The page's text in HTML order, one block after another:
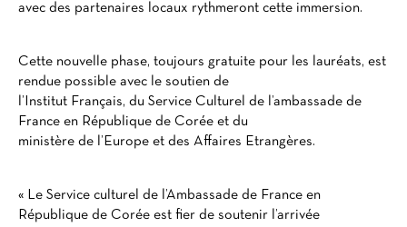
avec des partenaires locaux rythmeront cette immersion.
Cette nouvelle phase, toujours gratuite pour les lauréats, est
rendue possible avec le soutien de
l’Institut Français, du Service Culturel de l’ambassade de
France en République de Corée et du
ministère de l’Europe et des Affaires Etrangères.
« Le Service culturel de l’Ambassade de France en
République de Corée est fier de soutenir l’arrivée